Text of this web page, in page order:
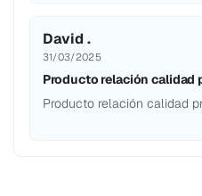
David .
31/03/2025
Producto relación calidad
Producto relación calidad